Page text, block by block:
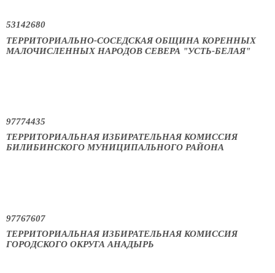
53142680
ТЕРРИТОРИАЛЬНО-СОСЕДСКАЯ ОБЩИНА КОРЕННЫХ
МАЛОЧИСЛЕННЫХ НАРОДОВ СЕВЕРА "УСТЬ-БЕЛАЯ"
97774435
ТЕРРИТОРИАЛЬНАЯ ИЗБИРАТЕЛЬНАЯ КОМИССИЯ
БИЛИБИНСКОГО МУНИЦИПАЛЬНОГО РАЙОНА
97767607
ТЕРРИТОРИАЛЬНАЯ ИЗБИРАТЕЛЬНАЯ КОМИССИЯ
ГОРОДСКОГО ОКРУГА АНАДЫРЬ